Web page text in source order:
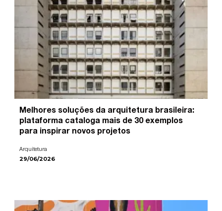
Melhores soluções da arquitetura brasileira:
plataforma cataloga mais de 30 exemplos
para inspirar novos projetos
Arquitetura
29/06/2026